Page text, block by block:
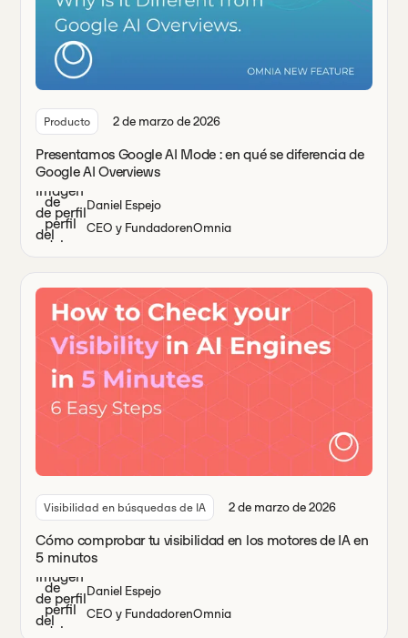
Producto 2 de marzo de 2026
Presentamos Google AI Mode : en qué se diferencia de
Google AI Overviews
Daniel Espejo
CEO y FundadorenOmnia
Visibilidad en búsquedas de IA 2 de marzo de 2026
Cómo comprobar tu visibilidad en los motores de IA en
5 minutos
Daniel Espejo
CEO y FundadorenOmnia